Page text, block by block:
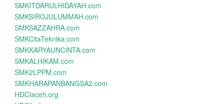
SMKITDARULHIDAYAH.com
SMKSIROJULUMMAH.com
SMKSAZZAHRA.com
SMKCitaTeknika.com
SMKKARYAUNCINTA.com
SMKALHIKAM.com
SMK2LPPM.com
SMKHARAPANBANGSA2.com
HDCIaceh.org